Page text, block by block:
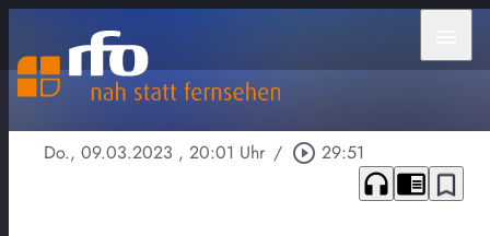
Do., 09.03.2023 , 20:01 Uhr / play_circle_outline 29:51
headphones chrome_reader_mode bookmark_border